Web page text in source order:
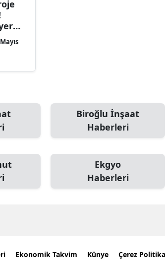
Biroğlu İnşaat
Haberleri
Ekgyo
Haberleri
Ekonomik Takvim Künye Çerez